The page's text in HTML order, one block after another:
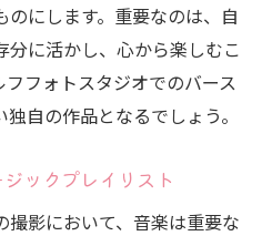
にします。重要なのは、自
に活かし、心から楽しむこ
フォトスタジオでのバース
自の作品となるでしょう。
ックプレイリスト
影において、音楽は重要な